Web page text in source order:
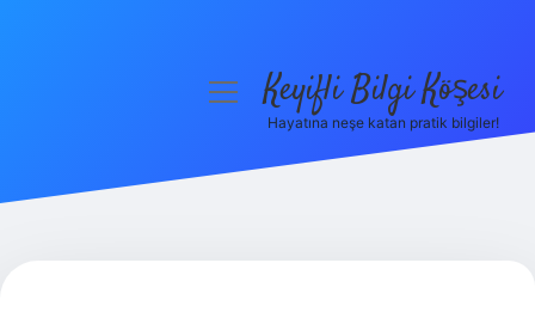
menüyüKeyifli Bilgi Köşesi
Hayatına neşe katan pratik bilgiler!